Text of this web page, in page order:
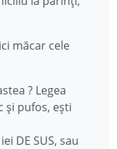
măcar cele
? Legea
și pufos, ești
DE SUS, sau